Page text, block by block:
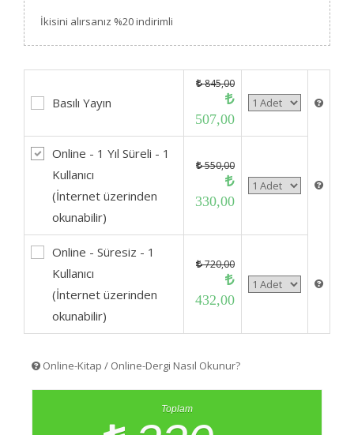
İkisini alırsanız %20 indirimli
Basılı Yayın
845,00
507,00
Online - 1 Yıl Süreli - 1
Kullanıcı
(İnternet üzerinden
okunabilir)
550,00
330,00
Online - Süresiz - 1
Kullanıcı
(İnternet üzerinden
okunabilir)
720,00
432,00
Online-Kitap / Online-Dergi Nasıl Okunur?
Toplam